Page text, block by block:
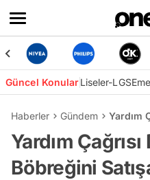
Güncel KonularLiseler-LGS
Haberler Gündem Yardım
Yardım
Böbreğini